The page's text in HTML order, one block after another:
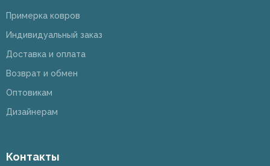
Примерка ковров
Индивидуальный заказ
Доставка и оплата
Возврат и обмен
Оптовикам
Дизайнерам
Контакты